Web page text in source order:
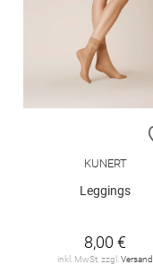
KUNERT
Leggings
8,00 €
inkl. MwSt. zzgl.Versand